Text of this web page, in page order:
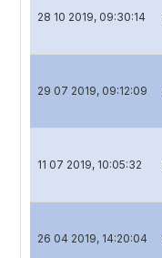
28 10 2019, 09:30:14
29 07 2019, 09:12:09
11 07 2019, 10:05:32
26 04 2019, 14:20:04